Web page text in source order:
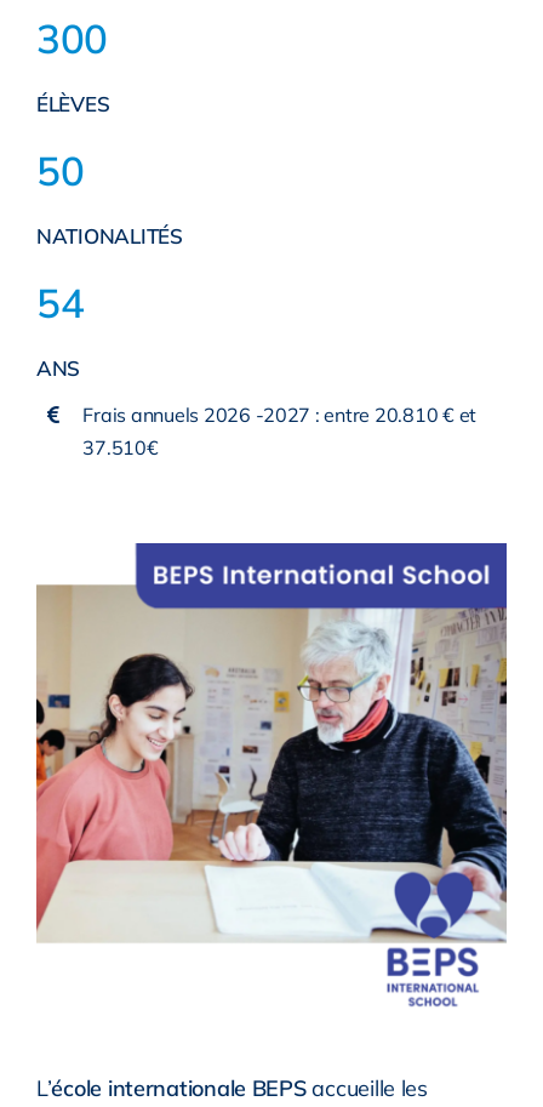
300
ÉLÈVES
50
NATIONALITÉS
54
ANS
Frais annuels 2026 -2027 : entre 20.810 € et
37.510€
L’école internationale BEPSaccueille les